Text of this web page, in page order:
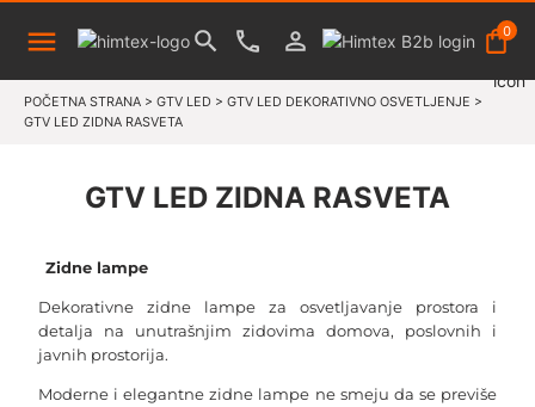
0
POČETNA STRANA > GTV LED > GTV LED DEKORATIVNO OSVETLJENJE >
GTV LED ZIDNA RASVETA
GTV LED ZIDNA RASVETA
Zidne lampe
Dekorativne zidne lampe za osvetljavanje prostora i
detalja na unutrašnjim zidovima domova, poslovnih i
javnih prostorija.
Moderne i elegantne zidne lampe ne smeju da se previše